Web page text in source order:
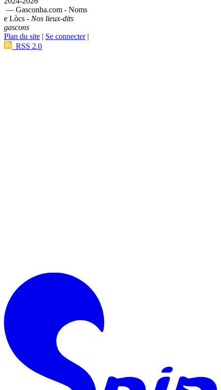
— Gasconha.com - Noms
e Lòcs - Nos lieux-dits
gascons
Plan du site | Se connecter|
RSS 2.0